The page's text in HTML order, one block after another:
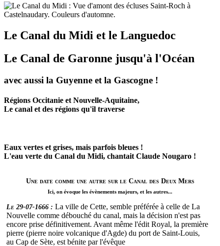
Le Canal du Midi et le Languedoc
Le Canal de Garonne jusqu'à l'Océan
avec aussi la Guyenne et la Gascogne !
Régions Occitanie et Nouvelle-Aquitaine,
Le canal et des régions qu'il traverse
Eaux vertes et grises, mais parfois bleues !
L'eau verte du Canal du Midi, chantait Claude Nougaro !
Une date comme une autre sur le Canal des Deux Mers
Ici, on évoque les évènements majeurs, et les autres...
Le 29-07-1666 : La ville de Cette, semble préférée à celle de La
Nouvelle comme débouché du canal, mais la décision n'est pas
encore prise définitivement. Avant même l'édit Royal, la première
pierre (pierre noire volcanique d'Agde) du port de Saint-Louis,
au Cap de Sète, est bénite par l'évêque